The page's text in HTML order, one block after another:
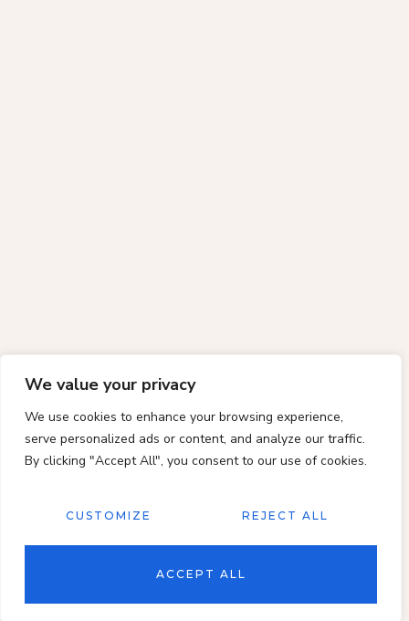
We value your privacy
We use cookies to enhance your browsing experience,
serve personalized ads or content, and analyze our traffic.
By clicking "Accept All", you consent to our use of cookies.
CUSTOMIZE REJECT ALL
ACCEPT ALL